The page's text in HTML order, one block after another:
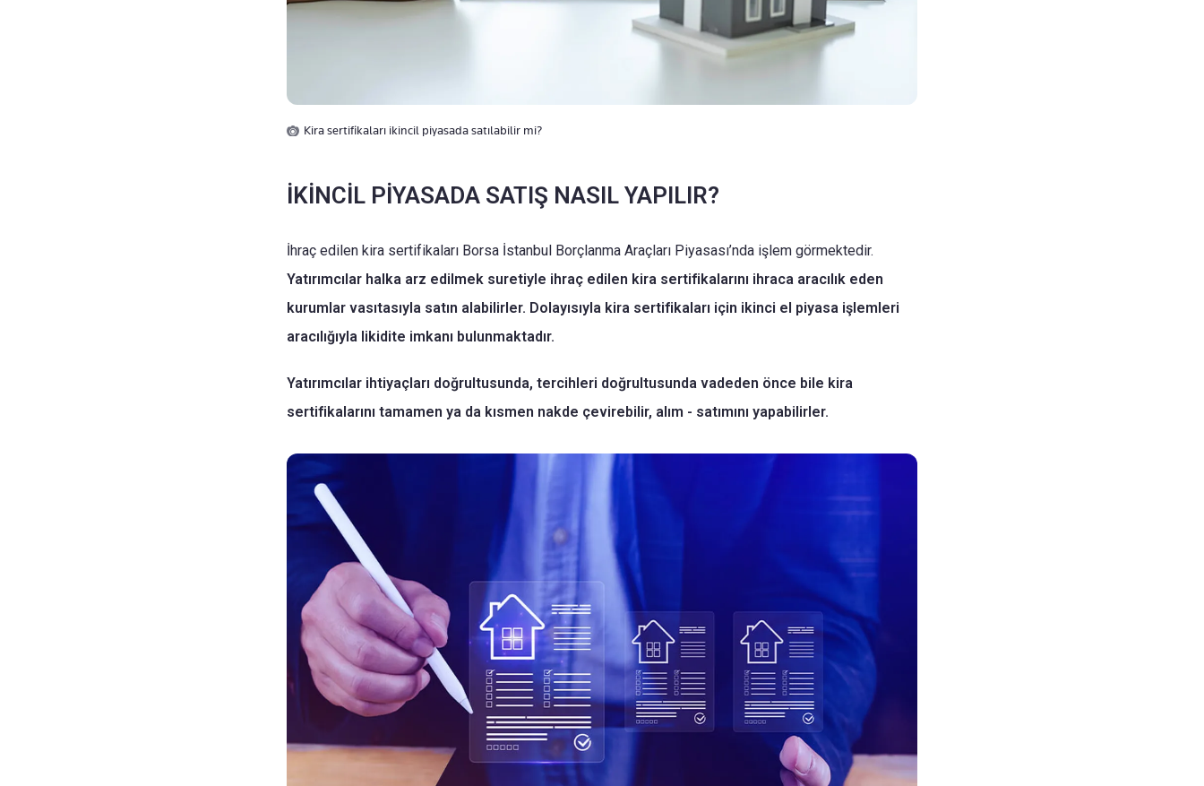
Kira sertifikaları ikincil piyasada satılabilir mi?
İKİNCİL PİYASADA SATIŞ NASIL YAPILIR?
İhraç edilen kira sertifikaları Borsa İstanbul Borçlanma Araçları Piyasası’nda işlem görmektedir.
Yatırımcılar halka arz edilmek suretiyle ihraç edilen kira sertifikalarını ihraca aracılık eden
kurumlar vasıtasıyla satın alabilirler. Dolayısıyla kira sertifikaları için ikinci el piyasa işlemleri
aracılığıyla likidite imkanı bulunmaktadır.
Yatırımcılar ihtiyaçları doğrultusunda, tercihleri doğrultusunda vadeden önce bile kira
sertifikalarını tamamen ya da kısmen nakde çevirebilir, alım - satımını yapabilirler.